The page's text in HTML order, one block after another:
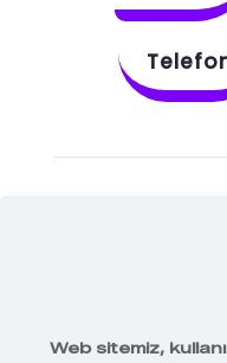
Web sitemiz,